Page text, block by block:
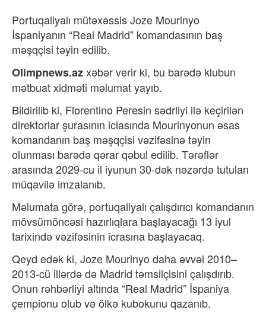
Portuqaliyalı mütəxəssis Joze Mourinyo
İspaniyanın “Real Madrid” komandasının baş
məşqçisi təyin edilib.
Olimpnews.azxəbər verir ki, bu barədə klubun
mətbuat xidməti məlumat yayıb.
Bildirilib ki, Florentino Peresin sədrliyi ilə keçirilən
direktorlar şurasının iclasında Mourinyonun əsas
komandanın baş məşqçisi vəzifəsinə təyin
olunması barədə qərar qəbul edilib. Tərəflər
arasında 2029-cu il iyunun 30-dək nəzərdə tutulan
müqavilə imzalanıb.
Məlumata görə, portuqaliyalı çalışdırıcı komandanın
mövsümöncəsi hazırlıqlara başlayacağı 13 iyul
tarixində vəzifəsinin icrasına başlayacaq.
Qeyd edək ki, Joze Mourinyo daha əvvəl 2010–
2013-cü illərdə də Madrid təmsilçisini çalışdırıb.
Onun rəhbərliyi altında “Real Madrid” İspaniya
çempionu olub və ölkə kubokunu qazanıb.